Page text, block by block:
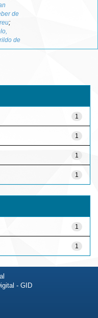
de
;
de
1
1
1
1
1
1
- GID